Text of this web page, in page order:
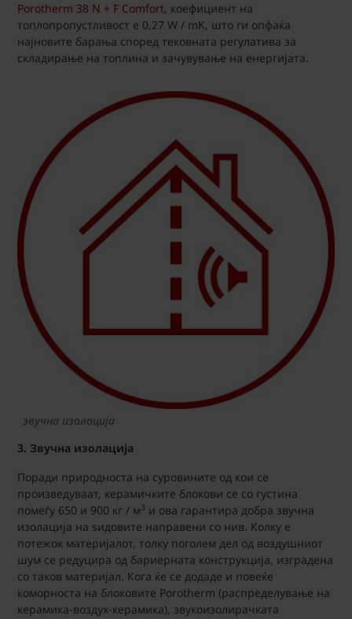
Porotherm 38 N + F Comfort, коефициент на
топлопропустливост е 0,27 W / mK, што ги опфаќа
најновите барања според тековната регулатива за
складирање на топлина и зачувување на енергијата.
звучна изолација
3. Звучна изолација
Поради природноста на суровините од кои се
произведуваат, керамичките блокови се со густина
помеѓу 650 и 900 кг / м3 и ова гарантира добра звучна
изолација на ѕидовите направени со нив. Колку е
потежок материјалот, толку поголем дел од воздушниот
шум се редуцира од бариерната конструкција, изградена
со таков материјал. Кога ќе се додаде и повеќе
коморноста на блоковите Porotherm (распределување на
керамика-воздух-керамика), звукоизолирачката